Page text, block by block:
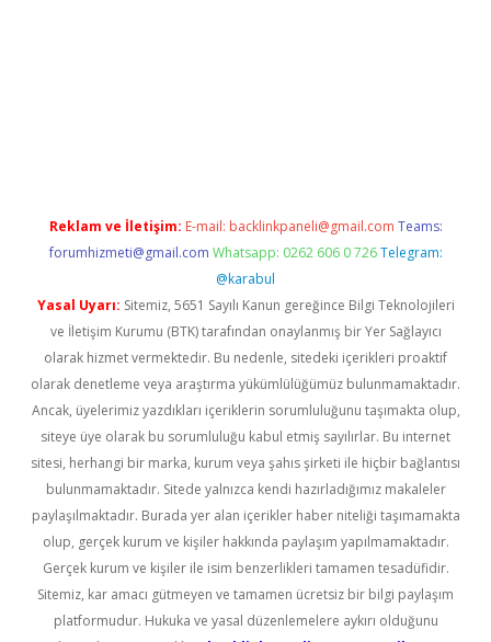
Reklam ve İletişim: E-mail: backlinkpaneli@gmail.com Teams:
forumhizmeti@gmail.com Whatsapp: 0262 606 0 726 Telegram:
@karabul
Yasal Uyarı: Sitemiz, 5651 Sayılı Kanun gereğince Bilgi Teknolojileri
ve İletişim Kurumu (BTK) tarafından onaylanmış bir Yer Sağlayıcı
olarak hizmet vermektedir. Bu nedenle, sitedeki içerikleri proaktif
olarak denetleme veya araştırma yükümlülüğümüz bulunmamaktadır.
Ancak, üyelerimiz yazdıkları içeriklerin sorumluluğunu taşımakta olup,
siteye üye olarak bu sorumluluğu kabul etmiş sayılırlar. Bu internet
sitesi, herhangi bir marka, kurum veya şahıs şirketi ile hiçbir bağlantısı
bulunmamaktadır. Sitede yalnızca kendi hazırladığımız makaleler
paylaşılmaktadır. Burada yer alan içerikler haber niteliği taşımamakta
olup, gerçek kurum ve kişiler hakkında paylaşım yapılmamaktadır.
Gerçek kurum ve kişiler ile isim benzerlikleri tamamen tesadüfidir.
Sitemiz, kar amacı gütmeyen ve tamamen ücretsiz bir bilgi paylaşım
platformudur. Hukuka ve yasal düzenlemelere aykırı olduğunu